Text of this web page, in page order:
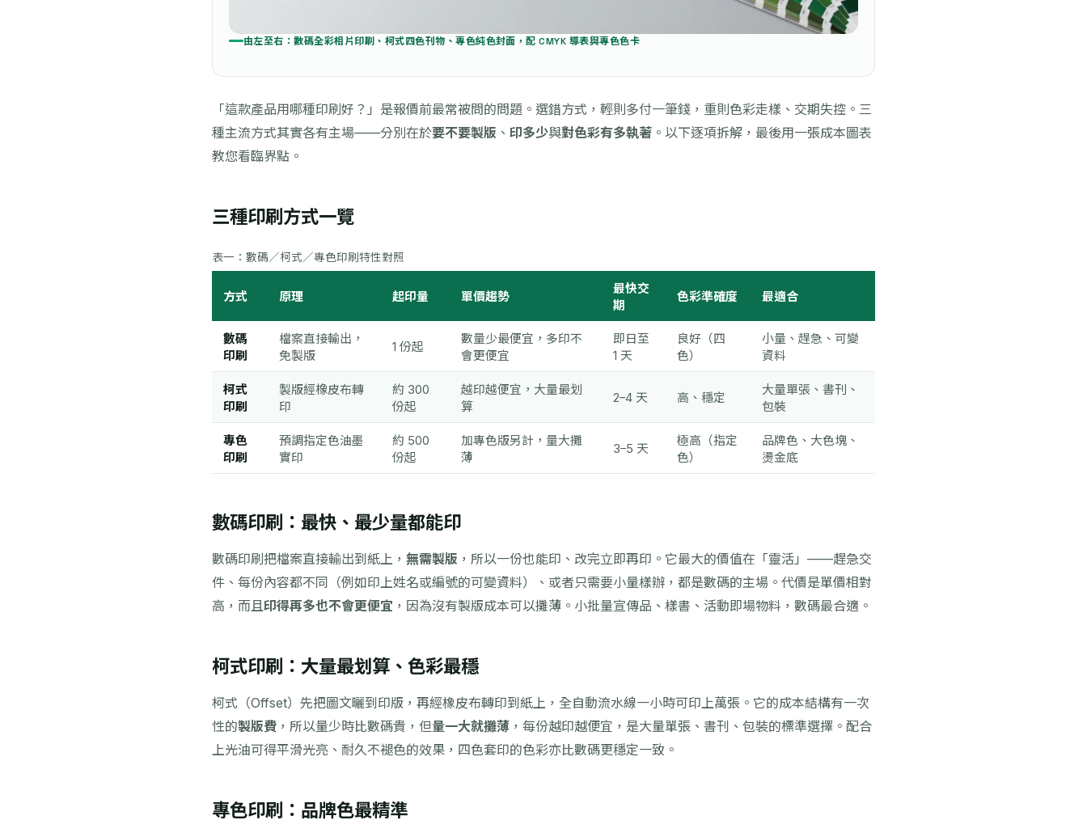
由左至右：數碼全彩相片印刷、柯式四色刊物、專色純色封面，配 CMYK 導表與專色色卡
「這款產品用哪種印刷好？」是報價前最常被問的問題。選錯方式，輕則多付一筆錢，重則色彩走樣、交期失控。三
種主流方式其實各有主場——分別在於要不要製版 、 印多少與對色彩有多執著 。以下逐項拆解，最後用一張成本圖表
教您看臨界點。
三種印刷方式一覽
表一：數碼／柯式／專色印刷特性對照
方式 原理 起印量 單價趨勢
最快交
期
色彩準確度 最適合
數碼
印刷
檔案直接輸出，
免製版
1 份起
數量少最便宜，多印不
會更便宜
即日至
1 天
良好（四
色）
小量、趕急、可變
資料
柯式
印刷
製版經橡皮布轉
印
約 300
份起
越印越便宜，大量最划
算
2–4 天 高、穩定
大量單張、書刊、
包裝
專色
印刷
預調指定色油墨
實印
約 500
份起
加專色版另計，量大攤
薄
3–5 天
極高（指定
色）
品牌色、大色塊、
燙金底
數碼印刷：最快、最少量都能印
數碼印刷把檔案直接輸出到紙上， 無需製版 ，所以一份也能印、改完立即再印。它最大的價值在「靈活」——趕急交
件、每份內容都不同（例如印上姓名或編號的可變資料）、或者只需要小量樣辦，都是數碼的主場。代價是單價相對
高，而且印得再多也不會更便宜 ，因為沒有製版成本可以攤薄。小批量宣傳品、樣書、活動即場物料，數碼最合適。
柯式印刷：大量最划算、色彩最穩
柯式（Offset）先把圖文曬到印版，再經橡皮布轉印到紙上，全自動流水線一小時可印上萬張。它的成本結構有一次
性的製版費 ，所以量少時比數碼貴，但量一大就攤薄 ，每份越印越便宜，是大量單張、書刊、包裝的標準選擇。配合
上光油可得平滑光亮、耐久不褪色的效果，四色套印的色彩亦比數碼更穩定一致。
專色印刷：品牌色最精準